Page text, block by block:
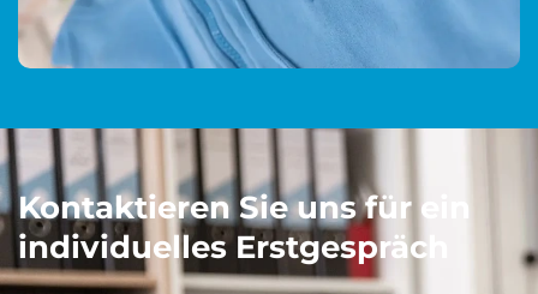
Kontaktieren Sie uns für ein
individuelles Erstgespräch